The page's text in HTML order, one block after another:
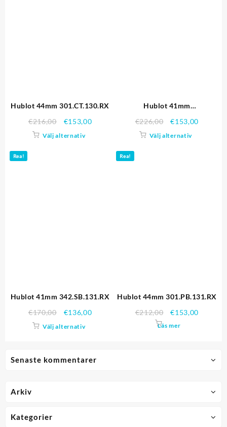
Senaste kommentarer
Hublot 44mm 301.CT.130.RX
€216,00 €153,00
Välj alternativ
Hublot 41mm
€226,00 €153,00
Välj alternativ
Rea!
Hublot 41mm 342.SB.131.RX
€170,00 €136,00
Välj alternativ
Rea!
Hublot 44mm 301.PB.131.RX
€212,00 €153,00
Läs mer
Arkiv
Kategorier